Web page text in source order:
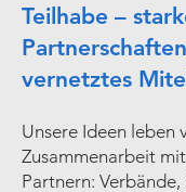
Teilhabe –
vernetztes
Unsere Ideen leben
Zusammenarbeit
Partnern: Verbände,